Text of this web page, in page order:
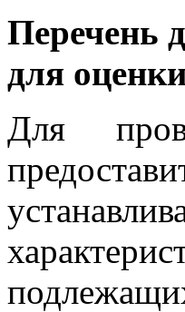
Перечень
для
Для